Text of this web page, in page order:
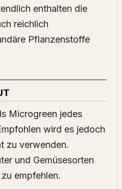
enthalten die
reichlich
Pflanzenstoffe
Microgreen jedes
wird es jedoch
zu verwenden.
und Gemüsesorten
empfehlen.